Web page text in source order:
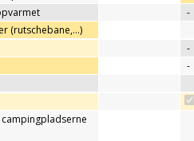
-
(rutschebane,…)
-
-
campingpladserne